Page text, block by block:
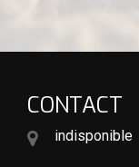
CONTACT
indisponible